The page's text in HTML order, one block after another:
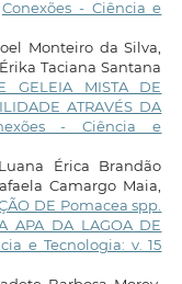
Conexões - Ciência e
Monteiro da Silva,
Taciana Santana
GELEIA MISTA DE
ATRAVÉS DA
- Ciência e
Érica Brandão
Camargo Maia,
DE Pomacea spp.
APA DA LAGOA DE
e Tecnologia: v. 15